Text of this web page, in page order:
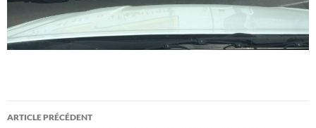
Navigation
ARTICLE PRÉCÉDENT